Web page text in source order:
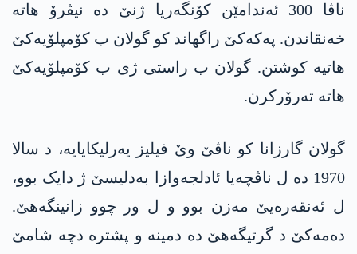
ناڤا 300 ئەندامێن کۆنگەریا ژنێ دە نیڤرۆ ھاتە
خەنقاندن. پەکەکێ راگھاند کو گولان ب کۆمپلۆیەکێ
ھاتیە کوشتن. گولان ب راستی ژی ب کۆمپلۆیەکێ
ھاتە تەرۆرکرن.
گولان گارزانا کو ناڤێ وێ فیلیز یەرلیکایایە، د سالا
1970 دە ل ناڤچەیا ئادلجەوازا بەدلیسێ ژ دایک بوو،
ل ئەنقەرەیێ مەزن بوو و ل ور چوو زانینگەھێ.
دەمەکێ د گرتیگەھێ دە دمینە و پشترە دچە شامێ